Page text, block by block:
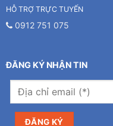
HỖ TRỢ TRỰC TUYẾN
0912 751 075
ĐĂNG KÝ NHẬN TIN